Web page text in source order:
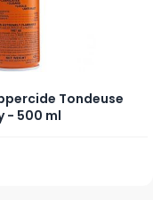
Tondeuse
- 500 ml